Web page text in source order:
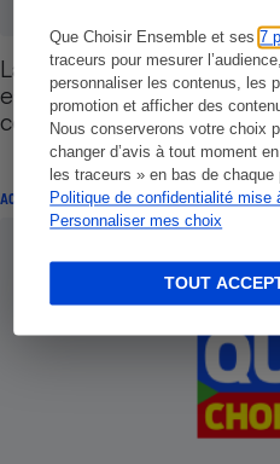
Que Choisir Ensemble et ses7
traceurs pour mesurer
personnaliser les contenus, les
promotion et afficher des
Nous conserverons votre choix
changer d’avis à tout moment
les traceurs » en bas de chaque
Politique de confidentialité mise
Personnaliser mes choix
TOUT
La vérité sur le prix du
est dû à l'explosion des
compagnies pétrolières !
ACTION QUE CHOISIR ENSEMBLE